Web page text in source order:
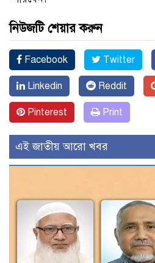
নিউজটি শেয়ার করুন
Facebook Twitter
Linkedin Reddit
Pinterest Print
এই জাতীয় আরো খবর